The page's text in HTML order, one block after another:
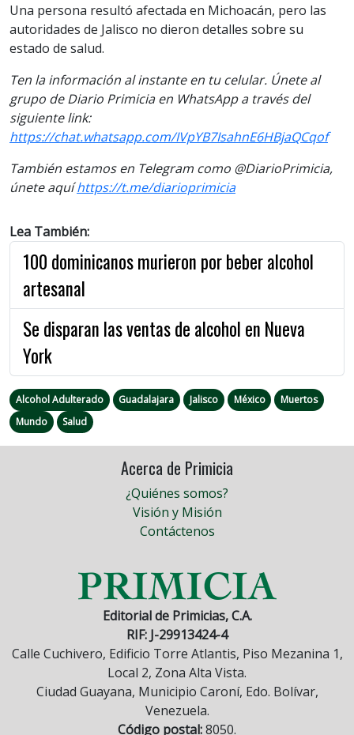
Una persona resultó afectada en Michoacán, pero las
autoridades de Jalisco no dieron detalles sobre su
estado de salud.
Ten la información al instante en tu celular. Únete al
grupo de Diario Primicia en WhatsApp a través del
siguiente link:
https://chat.whatsapp.com/IVpYB7IsahnE6HBjaQCqof
También estamos en Telegram como @DiarioPrimicia,
únete aquíhttps://t.me/diarioprimicia
Lea También:
100 dominicanos murieron por beber alcohol
artesanal
Se disparan las ventas de alcohol en Nueva
York
Alcohol Adulterado Guadalajara Jalisco México
Muertos
Mundo
Salud
Acerca de Primicia
¿Quiénes somos?
Visión y Misión
Contáctenos
Editorial de Primicias, C.A.
RIF: J-29913424-4
Calle Cuchivero, Edificio Torre Atlantis, Piso Mezanina 1,
Local 2, Zona Alta Vista.
Ciudad Guayana, Municipio Caroní, Edo. Bolívar,
Venezuela.
Código postal:8050.